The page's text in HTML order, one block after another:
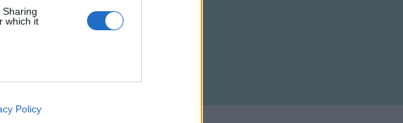
which it
like cookies on
Policy